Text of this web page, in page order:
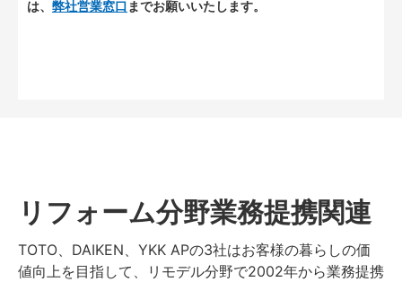
は、 弊社営業窓口 までお願いいたします。
リフォーム分野業務提携関連
TOTO、DAIKEN、YKK APの3社はお客様の暮らしの価
値向上を目指して、リモデル分野で2002年から業務提携